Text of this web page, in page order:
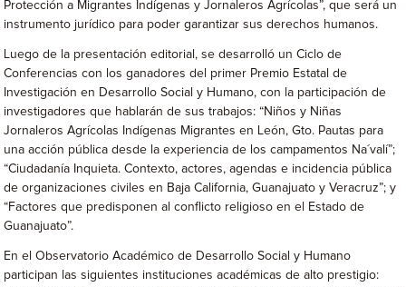
Protección a Migrantes Indígenas y Jornaleros Agrícolas”, que será un
instrumento jurídico para poder garantizar sus derechos humanos.
Luego de la presentación editorial, se desarrolló un Ciclo de
Conferencias con los ganadores del primer Premio Estatal de
Investigación en Desarrollo Social y Humano, con la participación de
investigadores que hablarán de sus trabajos: “Niños y Niñas
Jornaleros Agrícolas Indígenas Migrantes en León, Gto. Pautas para
una acción pública desde la experiencia de los campamentos Na´valí”;
“Ciudadanía Inquieta. Contexto, actores, agendas e incidencia pública
de organizaciones civiles en Baja California, Guanajuato y Veracruz”; y
“Factores que predisponen al conflicto religioso en el Estado de
Guanajuato”.
En el Observatorio Académico de Desarrollo Social y Humano
participan las siguientes instituciones académicas de alto prestigio: